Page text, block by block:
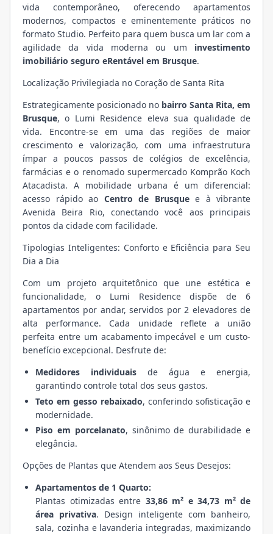
vida contemporâneo, oferecendo apartamentos
modernos, compactos e eminentemente práticos no
formato Studio. Perfeito para quem busca um lar com a
agilidade da vida moderna ou um investimento
imobiliário seguro eRentável em Brusque.
Localização Privilegiada no Coração de Santa Rita
Estrategicamente posicionado no bairro Santa Rita, em
Brusque, o Lumi Residence eleva sua qualidade de
vida. Encontre-se em uma das regiões de maior
crescimento e valorização, com uma infraestrutura
ímpar a poucos passos de colégios de excelência,
farmácias e o renomado supermercado Komprão Koch
Atacadista. A mobilidade urbana é um diferencial:
acesso rápido ao Centro de Brusquee à vibrante
Avenida Beira Rio, conectando você aos principais
pontos da cidade com facilidade.
Tipologias Inteligentes: Conforto e Eficiência para Seu
Dia a Dia
Com um projeto arquitetônico que une estética e
funcionalidade, o Lumi Residence dispõe de 6
apartamentos por andar, servidos por 2 elevadores de
alta performance. Cada unidade reflete a união
perfeita entre um acabamento impecável e um custo-
benefício excepcional. Desfrute de:
Medidores individuais de água e energia,
garantindo controle total dos seus gastos.
Teto em gesso rebaixado, conferindo sofisticação e
modernidade.
Piso em porcelanato, sinônimo de durabilidade e
elegância.
Opções de Plantas que Atendem aos Seus Desejos:
Apartamentos de 1 Quarto:
Plantas otimizadas entre 33,86 m² e 34,73 m² de
área privativa. Design inteligente com banheiro,
sala, cozinha e lavanderia integradas, maximizando